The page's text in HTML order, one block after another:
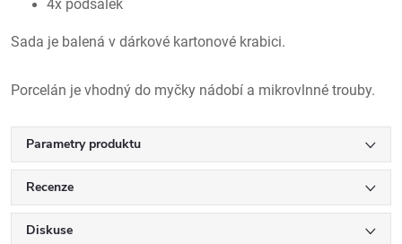
4x podšálek
Sada je balená v dárkové kartonové krabici.
Porcelán je vhodný do myčky nádobí a mikrovlnné trouby.
Parametry produktu
Recenze
Diskuse